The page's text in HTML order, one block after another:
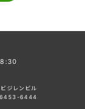
ジレンビル
6453-6444